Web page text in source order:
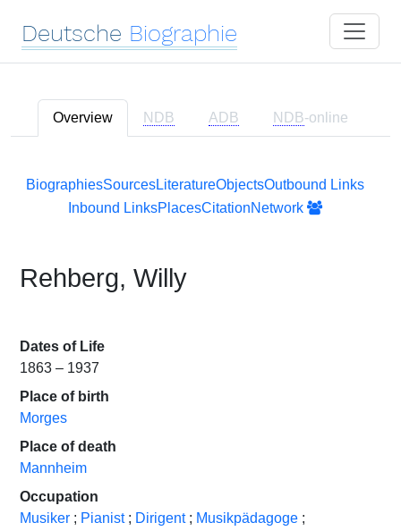
Deutsche Biographie
Overview NDB ADB NDB-online
BiographiesSourcesLiteratureObjectsOutbound Links
Inbound LinksPlacesCitationNetwork
Rehberg, Willy
Dates of Life
1863 – 1937
Place of birth
Morges
Place of death
Mannheim
Occupation
Musiker ; Pianist ; Dirigent ; Musikpädagoge ;